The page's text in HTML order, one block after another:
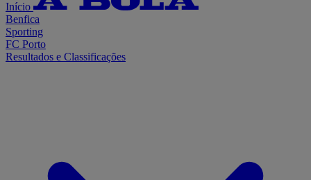
Início
Benfica
Sporting
FC Porto
Resultados e Classificações